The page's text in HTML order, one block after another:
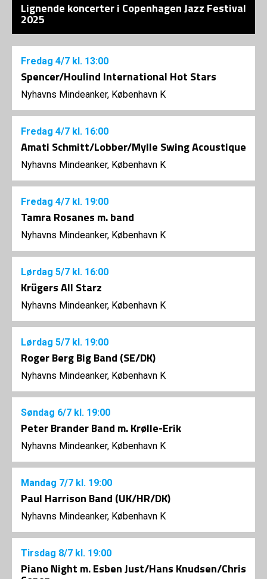
Lignende koncerter i Copenhagen Jazz Festival
2025
Fredag 4/7 kl. 13:00
Spencer/Houlind International Hot Stars
Nyhavns Mindeanker, København K
Fredag 4/7 kl. 16:00
Amati Schmitt/Lobber/Mylle Swing Acoustique
Nyhavns Mindeanker, København K
Fredag 4/7 kl. 19:00
Tamra Rosanes m. band
Nyhavns Mindeanker, København K
Lørdag 5/7 kl. 16:00
Krügers All Starz
Nyhavns Mindeanker, København K
Lørdag 5/7 kl. 19:00
Roger Berg Big Band (SE/DK)
Nyhavns Mindeanker, København K
Søndag 6/7 kl. 19:00
Peter Brander Band m. Krølle-Erik
Nyhavns Mindeanker, København K
Mandag 7/7 kl. 19:00
Paul Harrison Band (UK/HR/DK)
Nyhavns Mindeanker, København K
Tirsdag 8/7 kl. 19:00
Piano Night m. Esben Just/Hans Knudsen/Chris